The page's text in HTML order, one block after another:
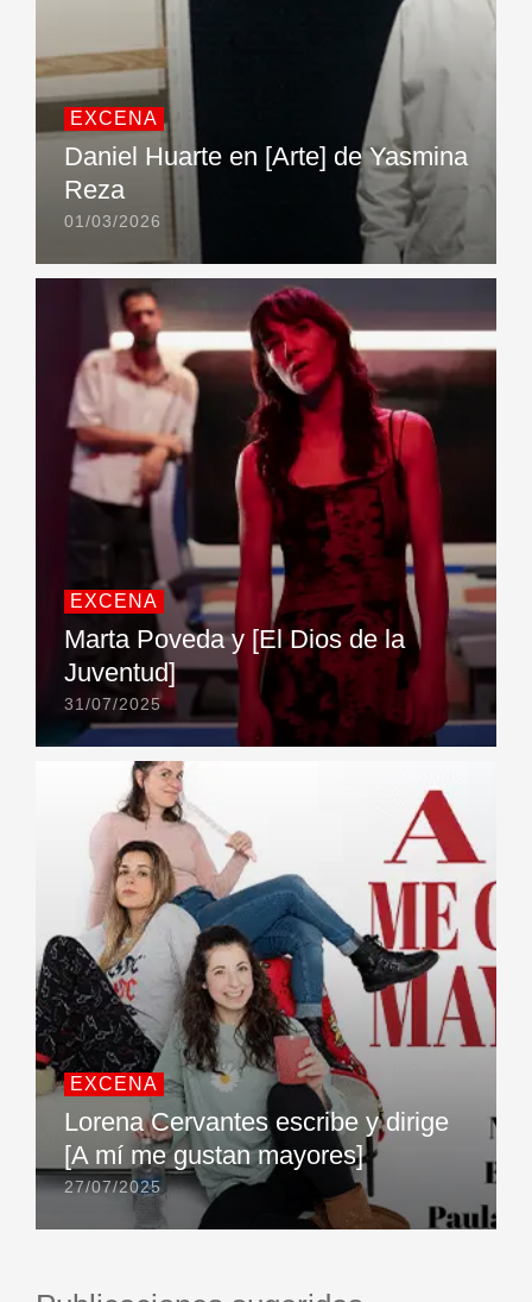
EXCENA
Daniel Huarte en [Arte] de Yasmina
Reza
01/03/2026
EXCENA
Marta Poveda y [El Dios de la
Juventud]
31/07/2025
EXCENA
Lorena Cervantes escribe y dirige
[A mí me gustan mayores]
27/07/2025